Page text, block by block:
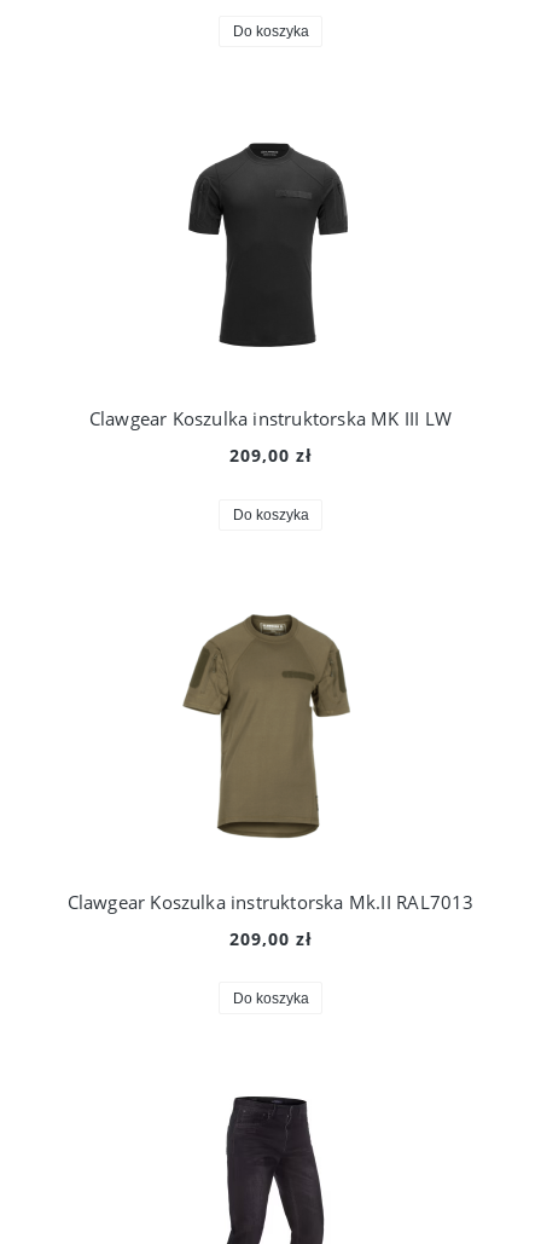
Do koszyka
Clawgear Koszulka instruktorska MK III LW
209,00 zł
Do koszyka
Clawgear Koszulka instruktorska Mk.II RAL7013
209,00 zł
Do koszyka